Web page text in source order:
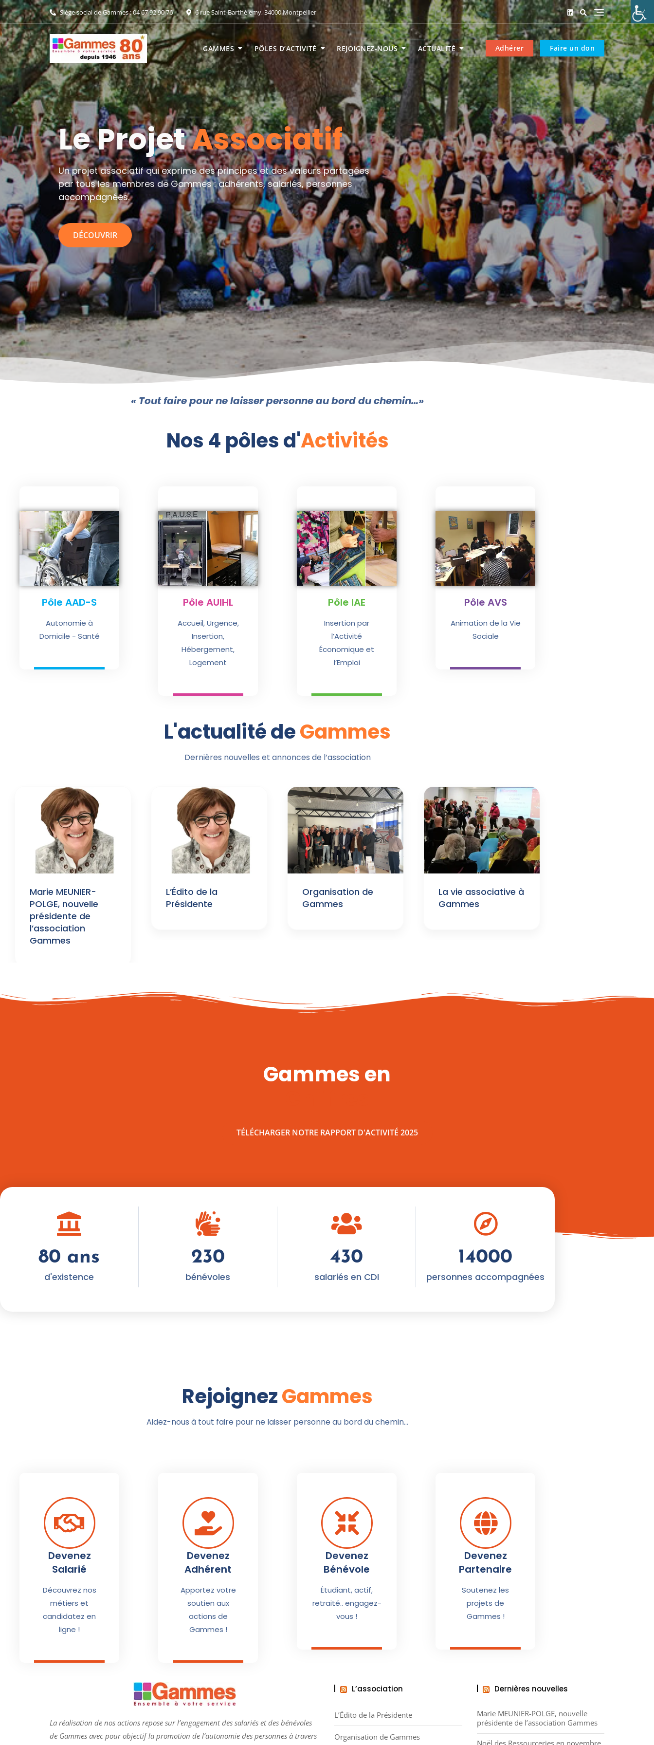
Siège social de Gammes : 04 67 92 90 76 6 rue Saint-Barthélemy, 34000 Montpellier
GAMMES PÔLES D’ACTIVITÉ REJOIGNEZ-NOUS ACTUALITÉ Adhérer Faire un don
Le ProjetAssociatif
Un projet associatif qui exprime des principes et des valeurs partagées
par tous les membres de Gammes : adhérents, salariés, personnes
accompagnées.
DÉCOUVRIR
« Tout faire pour ne laisser personne au bord du chemin…»
Nos 4 pôles d'Activités
Pôle AAD-S
Autonomie à
Domicile - Santé
Pôle AUIHL
Accueil, Urgence,
Insertion,
Hébergement,
Logement
Pôle IAE
Insertion par
l’Activité
Économique et
l’Emploi
Pôle AVS
Animation de la Vie
Sociale
L'actualité deGammes
Dernières nouvelles et annonces de l’association
Marie MEUNIER-
POLGE, nouvelle
présidente de
l’association
Gammes
L’Édito de la
Présidente
Organisation de
Gammes
La vie associative à
Gammes
Gammes en
TÉLÉCHARGER NOTRE RAPPORT D'ACTIVITÉ 2025
d'existence
80 ans
bénévoles
230
salariés en CDI
430
personnes accompagnées
14000
RejoignezGammes
Aidez-nous à tout faire pour ne laisser personne au bord du chemin…
Devenez
Salarié
Découvrez nos
métiers et
candidatez en
ligne !
Devenez
Adhérent
Apportez votre
soutien aux
actions de
Gammes !​
Devenez
Bénévole
Étudiant, actif,
retraité.. engagez-
vous !
Devenez
Partenaire
Soutenez les
projets de
Gammes !
La réalisation de nos actions repose sur l’engagement des salariés et des bénévoles
de Gammes avec pour objectif la promotion de l’autonomie des personnes à travers
L’association
L’Édito de la Présidente
Organisation de Gammes
Dernières nouvelles
Marie MEUNIER-POLGE, nouvelle
présidente de l’association Gammes
Noël des Ressourceries en novembre